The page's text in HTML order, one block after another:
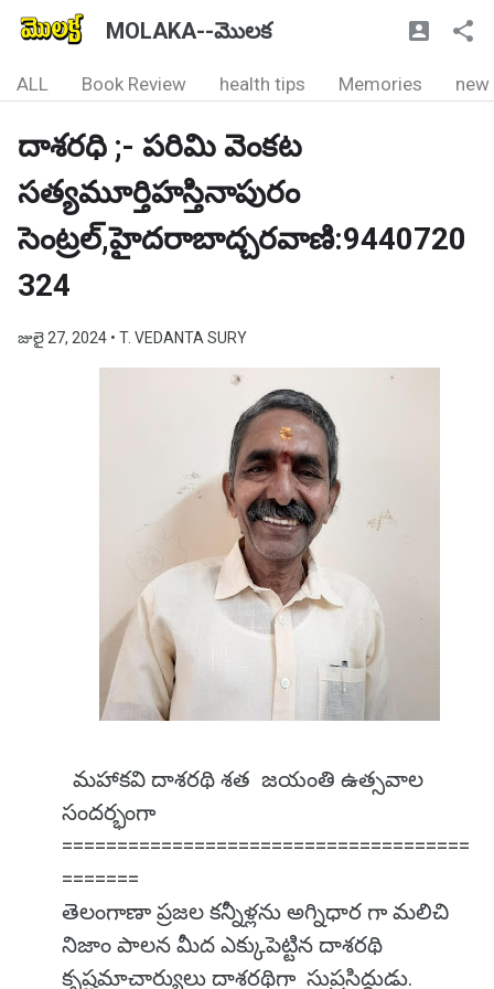
MOLAKA--మొలక
ALL Book Review health tips Memories new
దాశరధి ;- పరిమి వెంకట
సత్యమూర్తిహస్తినాపురం
సెంట్రల్,హైదరాబాద్చరవాణి:9440720
324
జులై 27, 2024 • T. VEDANTA SURY
మహాకవి దాశరథి శత జయంతి ఉత్సవాల
సందర్భంగా
=====================================
=======
తెలంగాణా ప్రజల కన్నీళ్లను అగ్నిధార గా మలిచి
నిజాం పాలన మీద ఎక్కుపెట్టిన దాశరథి
కృష్ణమాచార్యులు దాశరథిగా సుప్రసిద్ధుడు.